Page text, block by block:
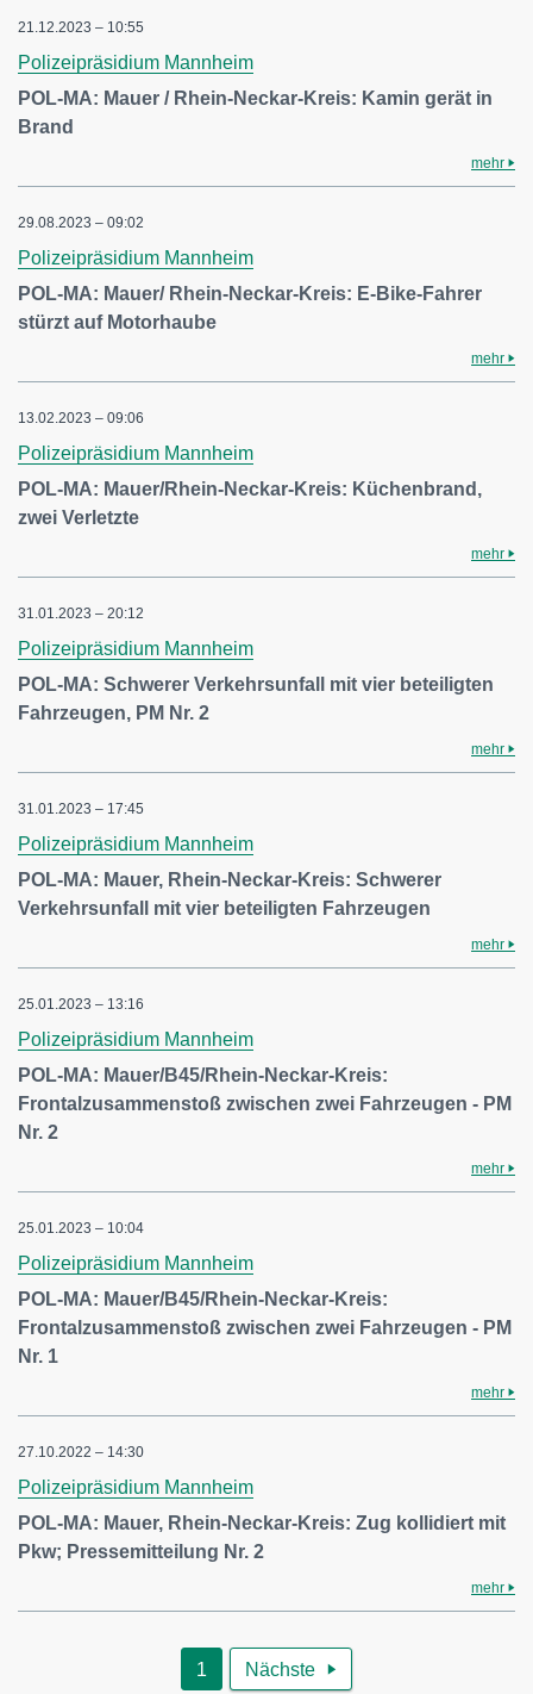
21.12.2023 – 10:55
Polizeipräsidium Mannheim
POL-MA: Mauer / Rhein-Neckar-Kreis: Kamin gerät in
Brand
mehr
29.08.2023 – 09:02
Polizeipräsidium Mannheim
POL-MA: Mauer/ Rhein-Neckar-Kreis: E-Bike-Fahrer
stürzt auf Motorhaube
mehr
13.02.2023 – 09:06
Polizeipräsidium Mannheim
POL-MA: Mauer/Rhein-Neckar-Kreis: Küchenbrand,
zwei Verletzte
mehr
31.01.2023 – 20:12
Polizeipräsidium Mannheim
POL-MA: Schwerer Verkehrsunfall mit vier beteiligten
Fahrzeugen, PM Nr. 2
mehr
31.01.2023 – 17:45
Polizeipräsidium Mannheim
POL-MA: Mauer, Rhein-Neckar-Kreis: Schwerer
Verkehrsunfall mit vier beteiligten Fahrzeugen
mehr
25.01.2023 – 13:16
Polizeipräsidium Mannheim
POL-MA: Mauer/B45/Rhein-Neckar-Kreis:
Frontalzusammenstoß zwischen zwei Fahrzeugen - PM
Nr. 2
mehr
25.01.2023 – 10:04
Polizeipräsidium Mannheim
POL-MA: Mauer/B45/Rhein-Neckar-Kreis:
Frontalzusammenstoß zwischen zwei Fahrzeugen - PM
Nr. 1
mehr
27.10.2022 – 14:30
Polizeipräsidium Mannheim
POL-MA: Mauer, Rhein-Neckar-Kreis: Zug kollidiert mit
Pkw; Pressemitteilung Nr. 2
mehr
1 Nächste 